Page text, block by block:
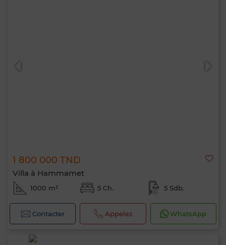
1 800 000 TND
Villa à Hammamet
1000 m² 5 Ch. 5 Sdb.
Contacter Appelez WhatsApp